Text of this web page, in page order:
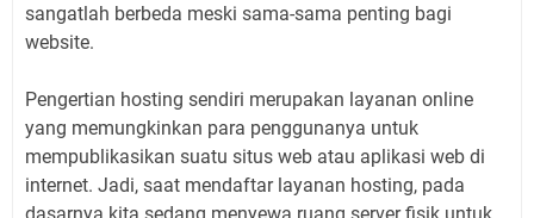
sangatlah berbeda meski sama-sama penting bagi
website.
Pengertian hosting sendiri merupakan layanan online
yang memungkinkan para penggunanya untuk
mempublikasikan suatu situs web atau aplikasi web di
internet. Jadi, saat mendaftar layanan hosting, pada
dasarnya kita sedang menyewa ruang server fisik untuk